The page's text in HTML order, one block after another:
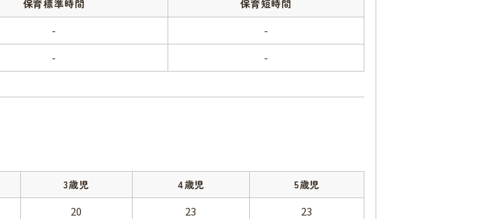
保育標準時間
保育短時間
- -
- -
3歳児 4歳児 5歳児
20 23 23